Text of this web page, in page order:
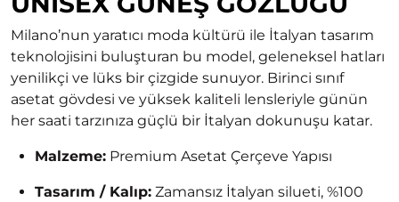
Milano’nun yaratıcı moda kültürü ile İtalyan tasarım
teknolojisini buluşturan bu model, geleneksel hatları
yenilikçi ve lüks bir çizgide sunuyor. Birinci sınıf
asetat gövdesi ve yüksek kaliteli lensleriyle günün
her saati tarzınıza güçlü bir İtalyan dokunuşu katar.
Malzeme: Premium Asetat Çerçeve Yapısı
Tasarım / Kalıp: Zamansız İtalyan silueti, %100